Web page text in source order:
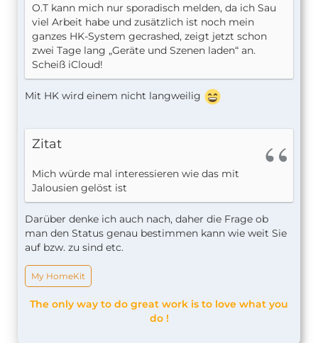
O.T kann mich nur sporadisch melden, da ich Sau
viel Arbeit habe und zusätzlich ist noch mein
ganzes HK-System gecrashed, zeigt jetzt schon
zwei Tage lang „Geräte und Szenen laden“ an.
Scheiß iCloud!
Mit HK wird einem nicht langweilig
Zitat
Mich würde mal interessieren wie das mit
Jalousien gelöst ist
Darüber denke ich auch nach, daher die Frage ob
man den Status genau bestimmen kann wie weit Sie
auf bzw. zu sind etc.
My HomeKit
The only way to do great work is to love what you
do !